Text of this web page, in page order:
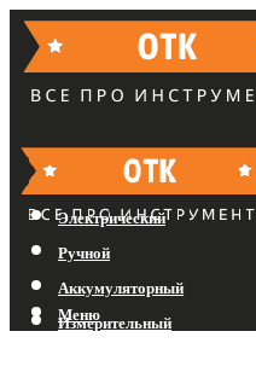
Бензиновый
Электрический
Ручной
Аккумуляторный
Измерительный
Меню